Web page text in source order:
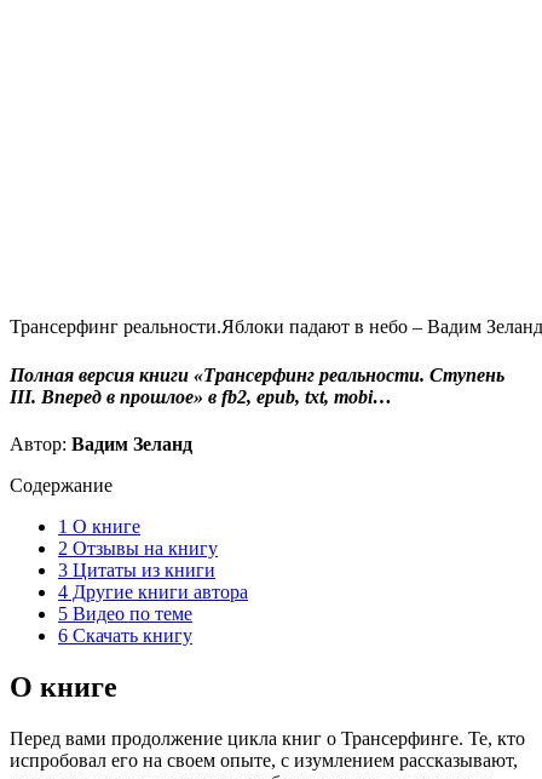
Трансерфинг реальности.Яблоки падают в небо – Вадим Зеланд
Полная версия книги «Трансерфинг реальности. Ступень
III. Вперед в прошлое» в fb2, epub, txt, mobi…
Автор: Вадим Зеланд
Содержание
1 О книге
2 Отзывы на книгу
3 Цитаты из книги
4 Другие книги автора
5 Видео по теме
6 Скачать книгу
О книге
Перед вами продолжение цикла книг о Трансерфинге. Те, кто
испробовал его на своем опыте, с изумлением рассказывают,